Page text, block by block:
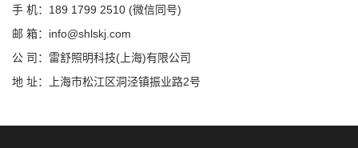
手 机：189 1799 2510 (微信同号)
邮 箱：info@shlskj.com
公 司：雷舒照明科技(上海)有限公司
地 址：上海市松江区洞泾镇振业路2号